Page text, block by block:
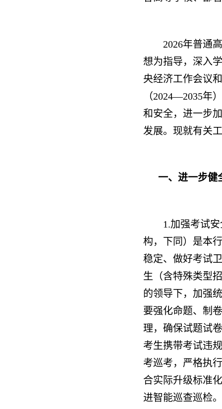
2026年普通
想为指导，深入
央经济工作会议
（2024—2035年
和安全，进一步
发展。现就有关
一、进一步健
1.加强考试
构，下同）是本
稳定、做好考试
生（含特殊类型
的领导下，加强
要强化命题、制
理，确保试题试
考生携带考试违
考巡考，严格执
合实际升级标准
进智能巡查巡检